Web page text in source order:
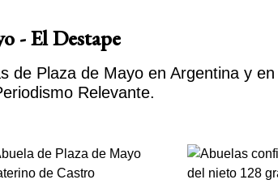
- El Destape
de Plaza de Mayo en Argentina y
Relevante.